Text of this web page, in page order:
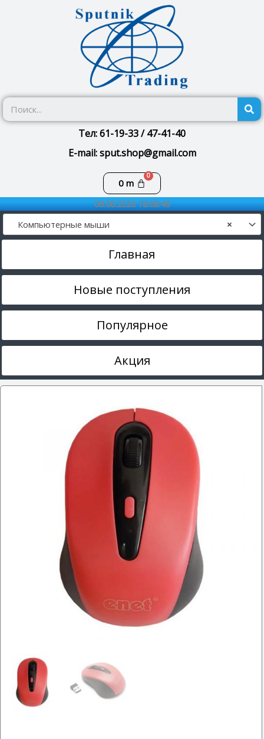
Тел: 61-19-33 / 47-41-40
E-mail: sput.shop@gmail.com
0m
Корзина
08.08.2026 18:08:46
×
Компьютерные мыши
Главная
Новые поступления
Популярное
Акция